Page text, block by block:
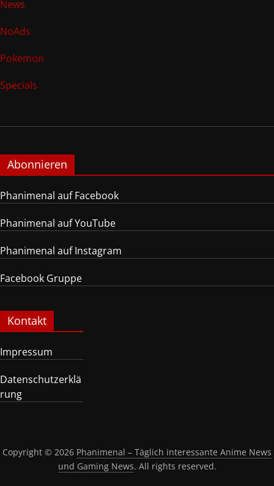
News
NoAds
Pokemon
Specials
Abonnieren
Phanimenal auf Facebook
Phanimenal auf YouTube
Phanimenal auf Instagram
Facebook Gruppe
Kontakt
Impressum
Datenschutzerklä
rung
Copyright © 2026 Phanimenal – Täglich interessante Anime News
und Gaming News. All rights reserved.